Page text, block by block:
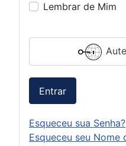
Lembrar de Mim
Entrar
Esqueceu sua Senha?
Esqueceu seu Nome